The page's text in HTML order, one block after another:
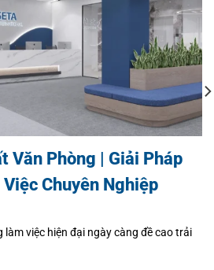
Văn Phòng | Giải Pháp
Chuyên Nghiệp
việc hiện đại ngày càng đề cao trải